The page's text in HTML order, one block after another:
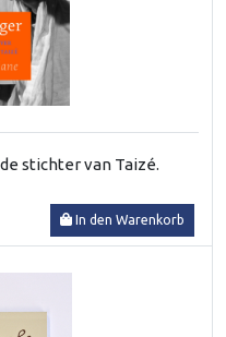
stichter van Taizé.
In den Warenkorb